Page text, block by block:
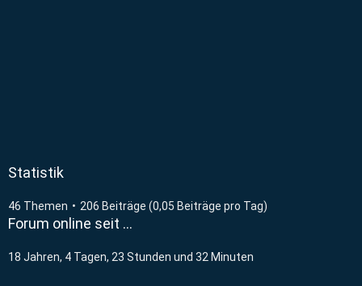
Statistik
46 Themen 206 Beiträge (0,05 Beiträge pro Tag)
Forum online seit …
18 Jahren, 4 Tagen, 23 Stunden und 32 Minuten